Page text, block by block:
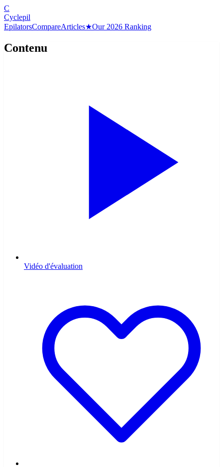
C
Cyclepil
EpilatorsCompareArticles★Our 2026 Ranking
Contenu
Vidéo d'évaluation